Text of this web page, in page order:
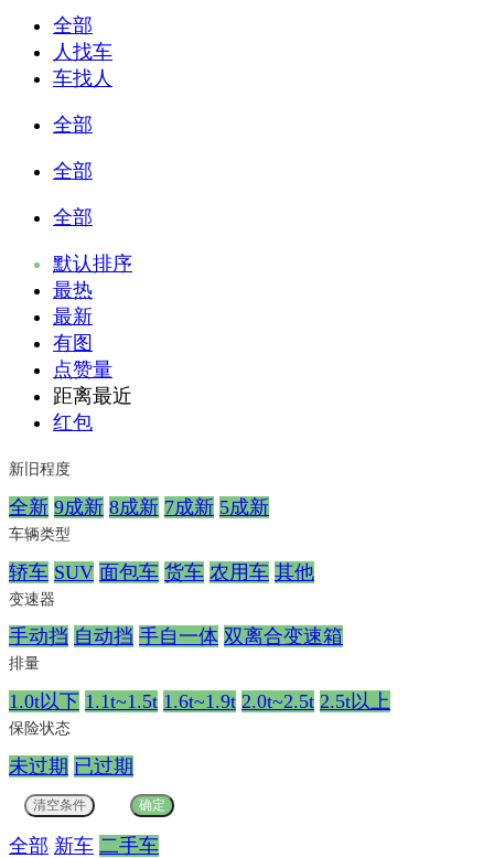
全部
人找车
车找人
全部
全部
全部
默认排序
最热
最新
有图
点赞量
距离最近
红包
新旧程度
全新 9成新 8成新 7成新 5成新
车辆类型
轿车 SUV 面包车 货车 农用车 其他
变速器
手动挡 自动挡 手自一体 双离合变速箱
排量
1.0t以下 1.1t~1.5t 1.6t~1.9t 2.0t~2.5t 2.5t以上
保险状态
未过期 已过期
全部 新车 二手车